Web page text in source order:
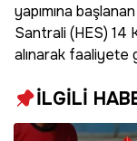
yapımına
Santrali (HES) 14
alınarak faaliyete
İLGİLİ